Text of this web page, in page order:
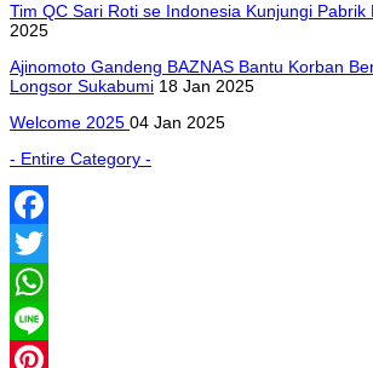
Tim QC Sari Roti se Indonesia Kunjungi Pabrik
2025
Ajinomoto Gandeng BAZNAS Bantu Korban
Longsor Sukabumi 18 Jan 2025
Welcome 2025 04 Jan 2025
- Entire Category -
Facebook
Twitter
WhatsApp
Line